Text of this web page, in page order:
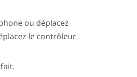
ou déplacez
le contrôleur